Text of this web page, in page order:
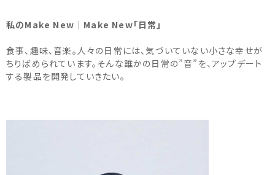
私のMake New｜Make New「日常」
食事、趣味、音楽。人々の日常には、気づいていない小さな幸せが
ちりばめられています。そんな誰かの日常の”音”を、アップデート
する製品を開発していきたい。